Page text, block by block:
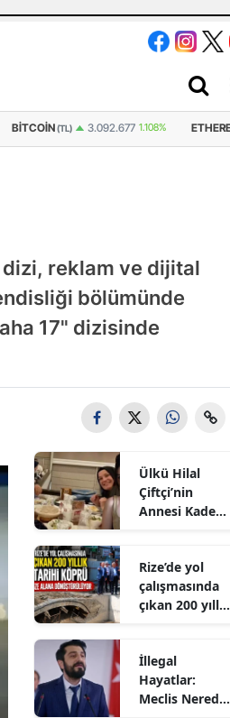
1.108% ETHEREUM(TL) 91.171 0.818%
reklam ve dijital
bölümünde
17" dizisinde
Ülkü Hilal
Çiftçi’nin
Annesi Kader
Açtı? Aile
Krizinde Yeni
Gelişme
Rize’de yol
çalışmasında
çıkan 200 yıllık
dönüştürülüy
or
İllegal
Hayatlar:
Meclis Nerede